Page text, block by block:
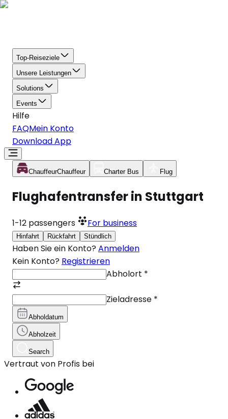
Top-Reiseziele
Unsere Leistungen
Solutions
Events
Hilfe
FAQMein Konto
Download App
ChauffeurChauffeur Charter Bus Flug
Flughafentransfer in Stuttgart
1-12 passengers For business
Hinfahrt Rückfahrt Stündlich
Haben Sie ein Konto? Anmelden
Kein Konto? Registrieren
Abholort *
Zieladresse *
Abholdatum
Abholzeit
Search
Vertraut von Profis bei